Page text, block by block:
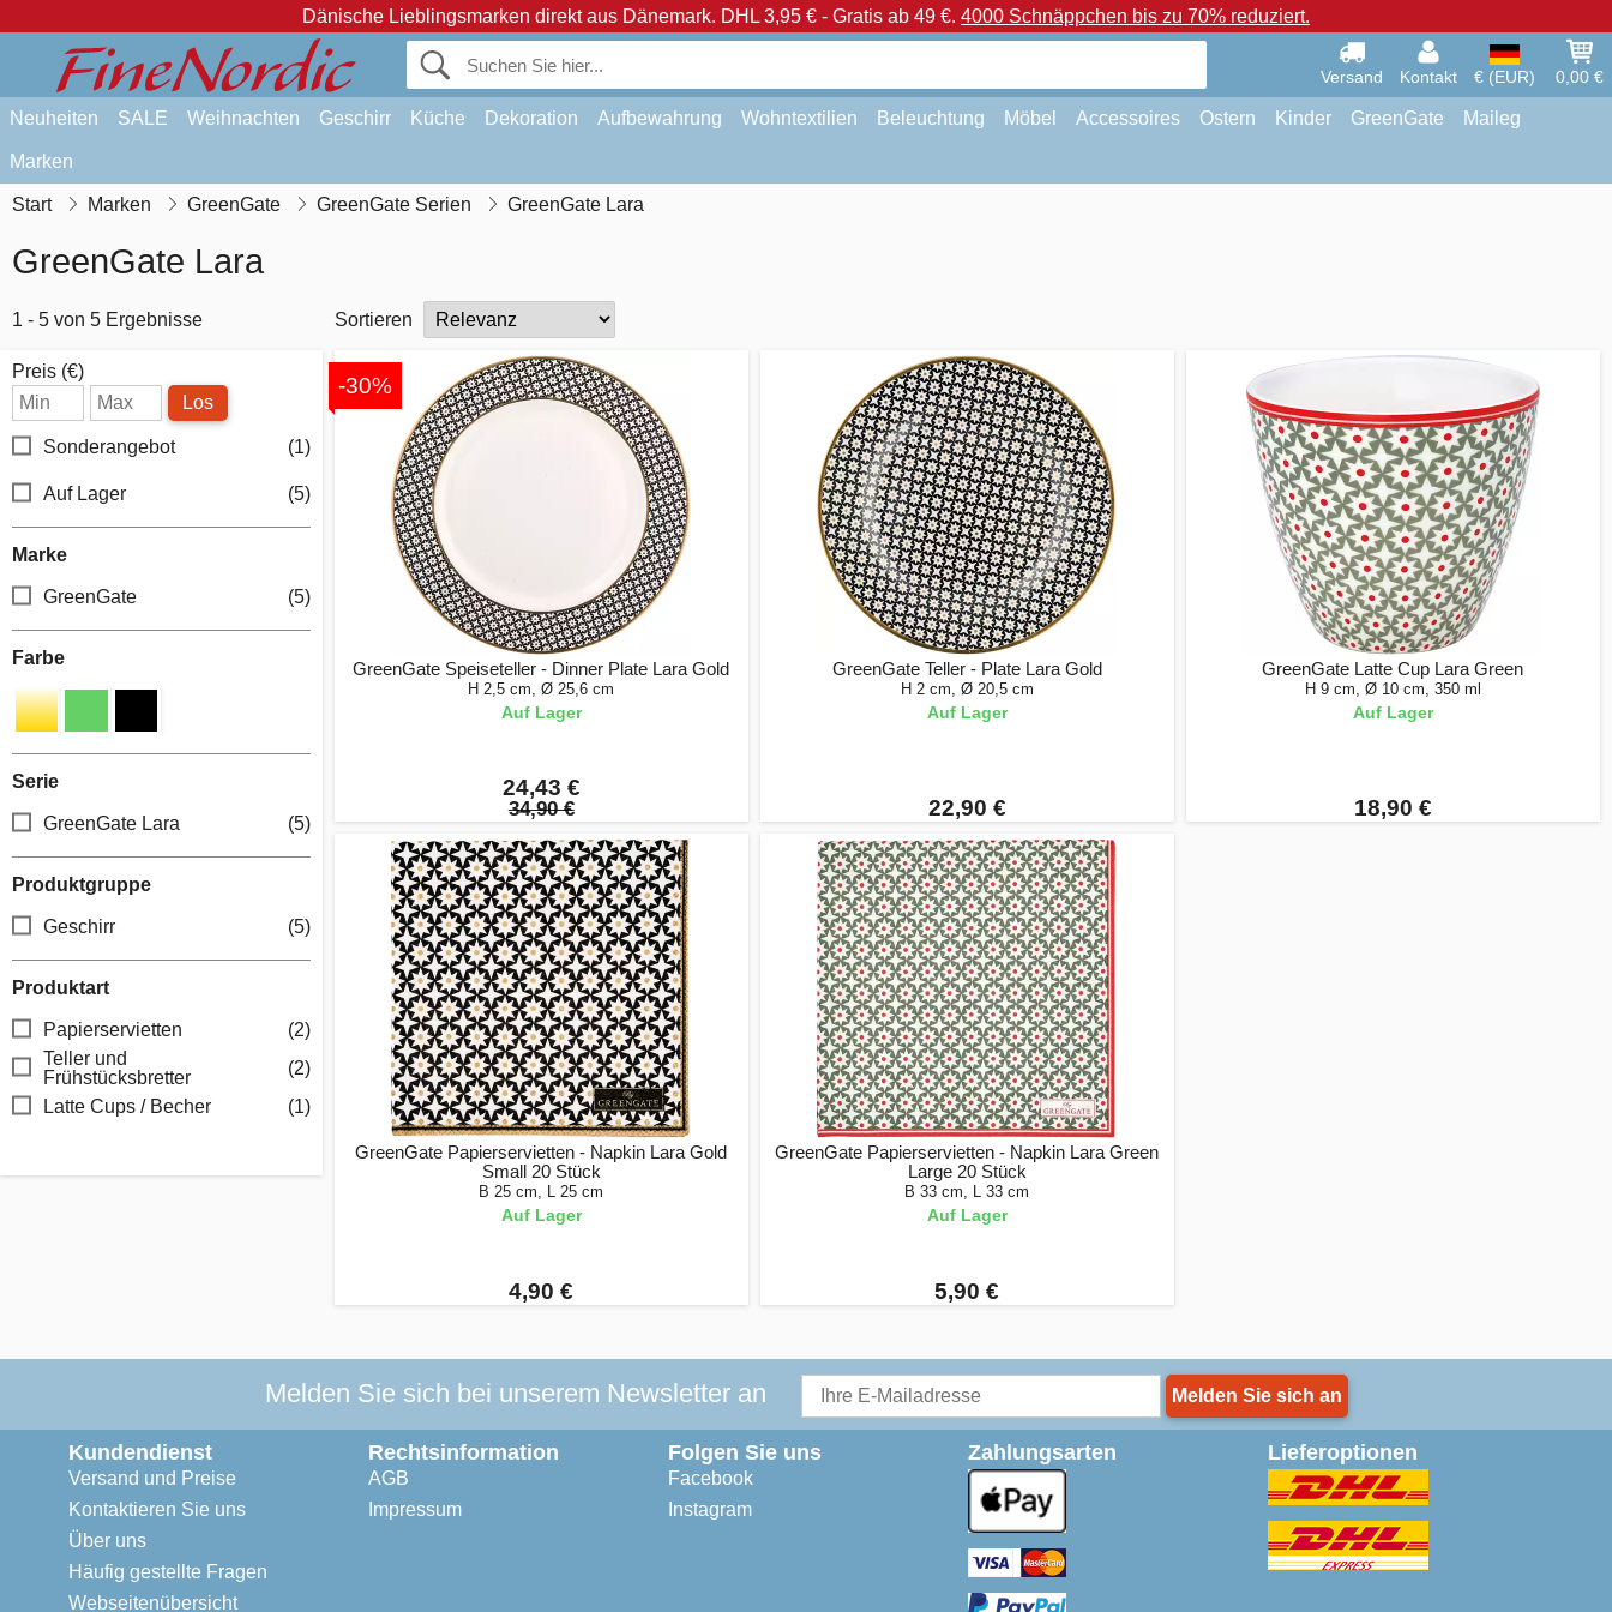
Dänische Lieblingsmarken direkt aus Dänemark. DHL 3,95 € - Gratis ab 49 €. 4000 Schnäppchen bis zu 70% reduziert.
Versand Kontakt € (EUR) 0,00 €
Neuheiten SALE Weihnachten Geschirr Küche Dekoration Aufbewahrung Wohntextilien Beleuchtung Möbel Accessoires Ostern Kinder GreenGate Maileg
Marken
Start Marken GreenGate GreenGate Serien GreenGate Lara
GreenGate Lara
1 - 5 von 5 Ergebnisse Sortieren
Preis (€)
Los
Sonderangebot (1)
Auf Lager (5)
Marke
GreenGate (5)
Farbe
Serie
GreenGate Lara (5)
Produktgruppe
Geschirr (5)
Produktart
Papierservietten
(2)
Teller und
Frühstücksbretter
(2)
Latte Cups / Becher
(1)
-30%
GreenGate Speiseteller - Dinner Plate Lara Gold
H 2,5 cm, Ø 25,6 cm
Auf Lager
24,43 €
34,90 €
GreenGate Teller - Plate Lara Gold
H 2 cm, Ø 20,5 cm
Auf Lager
22,90 €
GreenGate Latte Cup Lara Green
H 9 cm, Ø 10 cm, 350 ml
Auf Lager
18,90 €
GreenGate Papierservietten - Napkin Lara Gold
Small 20 Stück
B 25 cm, L 25 cm
Auf Lager
4,90 €
GreenGate Papierservietten - Napkin Lara Green
Large 20 Stück
B 33 cm, L 33 cm
Auf Lager
5,90 €
Melden Sie sich bei unserem Newsletter an Melden Sie sich an
Kundendienst
Versand und Preise
Kontaktieren Sie uns
Über uns
Häufig gestellte Fragen
Webseitenübersicht
Rechtsinformation
AGB
Impressum
Folgen Sie uns
Facebook
Instagram
Zahlungsarten Lieferoptionen